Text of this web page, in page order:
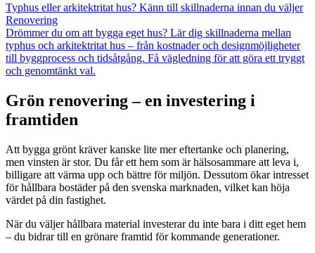
Typhus eller arkitektritat hus? Känn till skillnaderna innan du väljer
Renovering
Drömmer du om att bygga eget hus? Lär dig skillnaderna mellan
typhus och arkitektritat hus – från kostnader och designmöjligheter
till byggprocess och tidsåtgång. Få vägledning för att göra ett tryggt
och genomtänkt val.
Grön renovering – en investering i
framtiden
Att bygga grönt kräver kanske lite mer eftertanke och planering,
men vinsten är stor. Du får ett hem som är hälsosammare att leva i,
billigare att värma upp och bättre för miljön. Dessutom ökar intresset
för hållbara bostäder på den svenska marknaden, vilket kan höja
värdet på din fastighet.
När du väljer hållbara material investerar du inte bara i ditt eget hem
– du bidrar till en grönare framtid för kommande generationer.